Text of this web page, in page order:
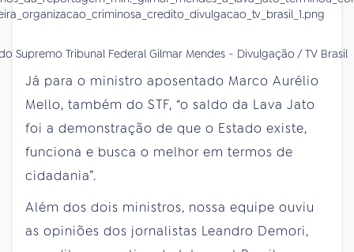
Supremo Tribunal Federal Gilmar Mendes - Divulgação / TV Brasil
Já para o ministro aposentado Marco Aurélio
Mello, também do STF, “o saldo da Lava Jato
foi a demonstração de que o Estado existe,
funciona e busca o melhor em termos de
cidadania”.
Além dos dois ministros, nossa equipe ouviu
as opiniões dos jornalistas Leandro Demori,